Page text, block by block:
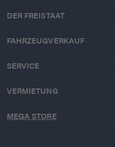
DER FREISTAAT
FAHRZEUGVERKAUF
SERVICE
VERMIETUNG
MEGA STORE